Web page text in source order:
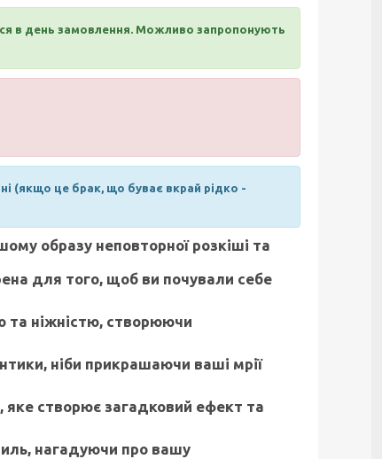
в день замовлення. Можливо запропонують
(якщо це брак, що буває вкрай рідко -
образу неповторної розкіші та
для того, щоб ви почували себе
та ніжністю, створюючи
ніби прикрашаючи ваші мрії
створює загадковий ефект та
нагадуючи про вашу